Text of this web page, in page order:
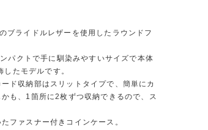
ブライドルレザーを使用したラウンドフ
パクトで手に馴染みやすいサイズで本体
たモデルです。
ド収納部はスリットタイプで、簡単にカ
も、1箇所に2枚ずつ収納できるので、ス
ファスナー付きコインケース。